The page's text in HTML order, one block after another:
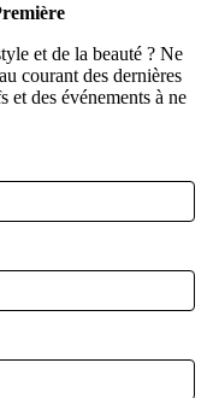
et de la beauté ? Ne
courant des dernières
et des événements à ne